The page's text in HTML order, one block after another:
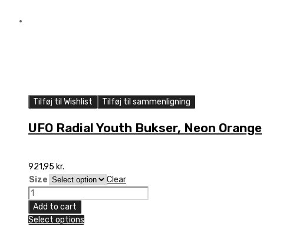
Tilføj til Wishlist Tilføj til sammenligning
UFO Radial Youth Bukser, Neon Orange
921,95 kr.
Size
Clear
UFO
Radial
Youth
Add to cart
Select options